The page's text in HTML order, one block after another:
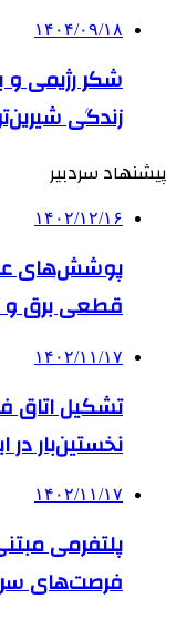
۱۴۰۴/۰۹/۱۸
شکر رژیمی و
زندگی
پیشنهاد سردبیر
۱۴۰۲/۱۲/۱۶
پوشش‌های
قطعی برق و
۱۴۰۲/۱۱/۱۷
تشکیل اتاق
نخستین‌بار در
۱۴۰۲/۱۱/۱۷
پلتفرمی
فرصت‌های